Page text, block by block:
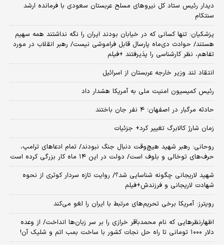
دیدار رئیس ستاد کل نیروهای مسلح عربستان سعودی با فرمانده ارشد
سنتکام
پزشکیان: تنها کسانی که در خیابان بودند ایران را نگه نداشتند همه سهیم
هستند/ حوادث دی‌ماه پارسال قابل فراموشی نیست/ رهبر انقلاب در مورد
تفاهم، نظر کارشناسی را پذیرفتند +فیلم
انتقاد تند وزیر خارجه عربستان از اسرائیل
رئیس کمیسیون امنیت ملی به آمریکا هشدار داد
حادثه مرگبار در اصفهان؛ ۴ نفر جان باختند
زمان شارژ کالابرگ تغییر کرد+ جزئیات
روحانی: رهبر شهید هیچ‌وقت دنبال جنگ نبودند/ تمام ادعاهای ترامپ،
حرف‌های توخالی و بلوف است/ دولت در این ۱۴ ماه کار بزرگی کرده است
شهید لاریجانی چگونه شناسایی شد؟/ روایت تازه سردار کوثری از نحوه
شهادت لاریجانی و فرزندش+فیلم
رویترز: آمریکا برخی تحریم‌های مرتبط با ایران را لغو می‌کند
اظهارنظرهایی که نام محمدباقر خرازی را بر سر زبان‌ها انداخت/ از وعده
دلار ۱۰۰۰ تومانی تا راه حل نجات کشور با ساخت بمب اتم و شلیک آن!